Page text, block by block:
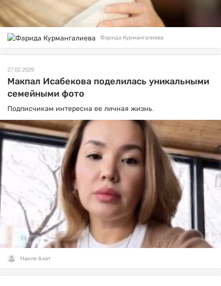
Фарида Курмангалиева
27.02.2025
Макпал Исабекова поделилась уникальными
семейными фото
Подписчикам интересна ее личная жизнь.
Наиля Ахат